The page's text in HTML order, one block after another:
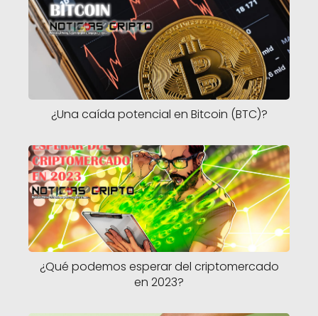
¿Una caída potencial en Bitcoin (BTC)?
¿Qué podemos esperar del criptomercado
en 2023?